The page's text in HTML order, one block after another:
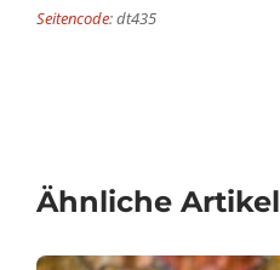
Seitencode: dt435
Ähnliche Artikel